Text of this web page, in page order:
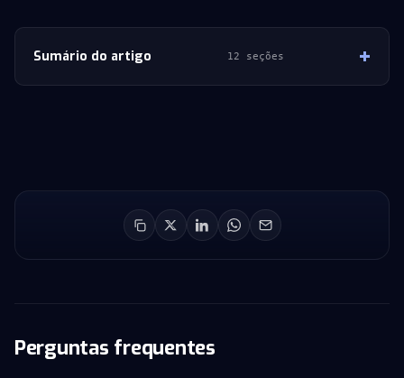
Sumário do artigo 12 seções
Perguntas frequentes